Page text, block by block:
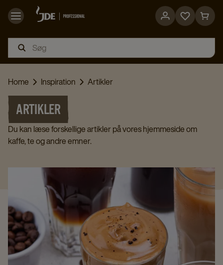
Go
page
Go
page
Home Inspiration Artikler
ARTIKLER
Du kan læse forskellige artikler på vores hjemmeside om
kaffe, te og andre emner.